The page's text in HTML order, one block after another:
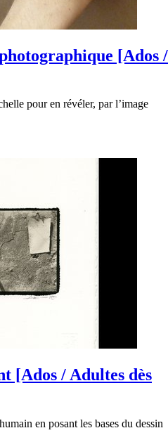
[Ados /
pour en révéler, par l’image
[Ados / Adultes dès
en posant les bases du dessin